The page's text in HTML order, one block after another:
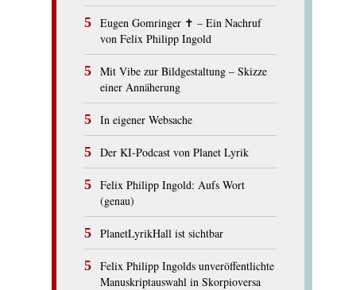
Eugen Gomringer ✝︎ – Ein Nachruf
von Felix Philipp Ingold
Mit Vibe zur Bildgestaltung – Skizze
einer Annäherung
In eigener Websache
Der KI-Podcast von Planet Lyrik
Felix Philipp Ingold: Aufs Wort
(genau)
PlanetLyrikHall ist sichtbar
Felix Philipp Ingolds unveröffentlichte
Manuskriptauswahl in Skorpioversa